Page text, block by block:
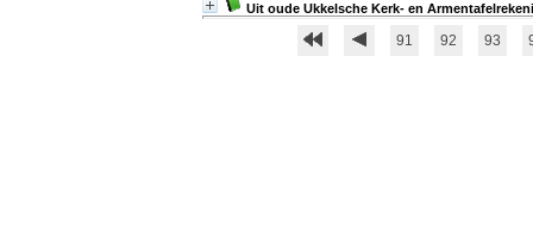
Uit oude Ukkelsche Kerk- en
91 92 93